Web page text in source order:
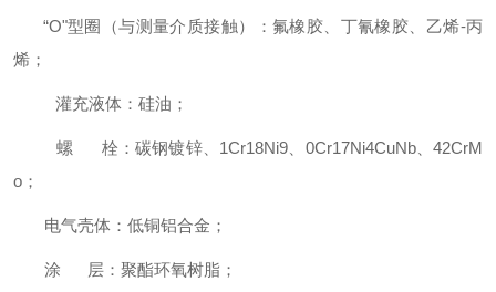
“O"型圈（与测量介质接触）：氟橡胶、丁氰橡胶、乙烯-丙
烯；
灌充液体：硅油；
螺 栓：碳钢镀锌、1Cr18Ni9、0Cr17Ni4CuNb、42CrM
o；
电气壳体：低铜铝合金；
涂 层：聚酯环氧树脂；